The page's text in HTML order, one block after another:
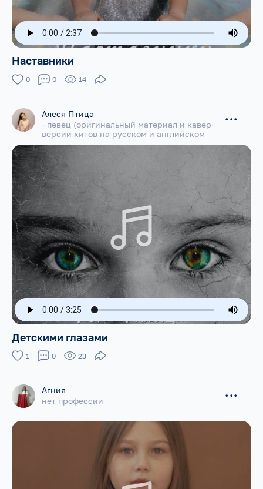
Наставники
0 0 14
Алеся Птица
- певец (оригинальный материал и кавер-
версии хитов на русском и английском
языках)
...
Детскими глазами
1 0 23
Агния
нет профессии
...